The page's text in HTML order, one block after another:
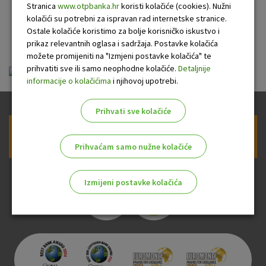
motornih vozila
građanima
ou-krediti-potrosacki-motorna.pdf
Prijava na newsletter OTP banke
Stranica www.otpbanka.hrkoristi kolačiće (cookies). Nužni
kolačići su potrebni za ispravan rad internetske stranice.
Ostale kolačiće koristimo za bolje korisničko iskustvo i
prikaz relevantnih oglasa i sadržaja. Postavke kolačića
možete promijeniti na "Izmjeni postavke kolačića" te
prihvatiti sve ili samo neophodne kolačiće. Detaljnije
informacije o kolačićima i njihovoj upotrebi.
Prihvati sve kolačiće
Prihvaćam samo nužne kolačiće
Izmijeni postavke kolačića